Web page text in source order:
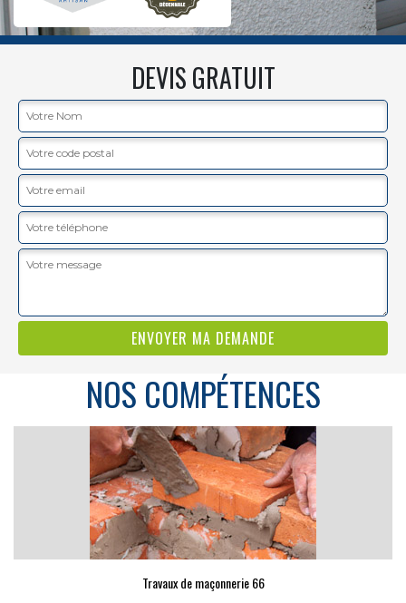
DEVIS GRATUIT
NOS COMPÉTENCES
Travaux de maçonnerie 66